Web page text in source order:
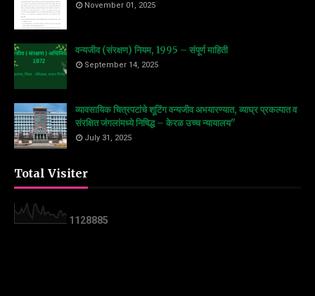
November 01, 2025
वन्यजीव (संरक्षण) नियम, 1995 – संपूर्ण माहिती
September 14, 2025
व्यावसायिक चित्रपटांचे शूटिंग वन्यजीव अभयारण्यात, व्याघ्र प्रकल्पात व
संरक्षित जंगलांमध्ये निषिद्ध – केरळ उच्च न्यायालय"
July 31, 2025
Total Visiter
1 1 28885